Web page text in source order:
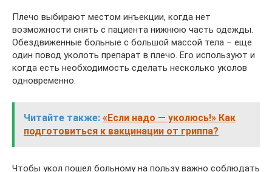
Плечо выбирают местом инъекции, когда нет
возможности снять с пациента нижнюю часть одежды.
Обездвиженные больные с большой массой тела – еще
один повод уколоть препарат в плечо. Его используют и
когда есть необходимость сделать несколько уколов
одновременно.
Читайте также: «Если надо — уколюсь!» Как
подготовиться к вакцинации от гриппа?
Чтобы укол пошел больному на пользу важно соблюдать